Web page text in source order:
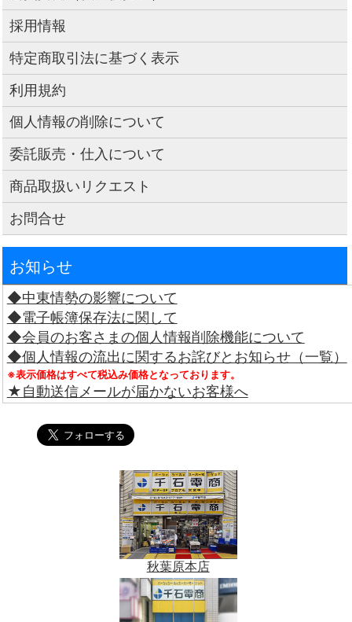
採用情報
特定商取引法に基づく表示
利用規約
個人情報の削除について
委託販売・仕入について
商品取扱いリクエスト
お問合せ
お知らせ
◆中東情勢の影響について
◆電子帳簿保存法に関して
◆会員のお客さまの個人情報削除機能について
◆個人情報の流出に関するお詫びとお知らせ（一覧）
※表示価格はすべて税込み価格となっております。
★自動送信メールが届かないお客様へ
秋葉原本店